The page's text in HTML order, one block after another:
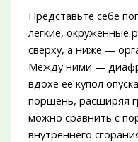
Представьте себе
лёгкие, окружённые
сверху, а ниже —
Между ними —
вдохе её купол
поршень, расширяя
можно сравнить с
внутреннего